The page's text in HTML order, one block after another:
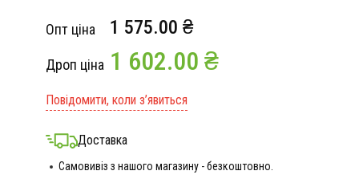
Опт ціна 1 575.00 ₴
Дроп ціна 1 602.00 ₴
Повідомити, коли з’явиться
Доставка
Самовивіз з нашого магазину - безкоштовно.